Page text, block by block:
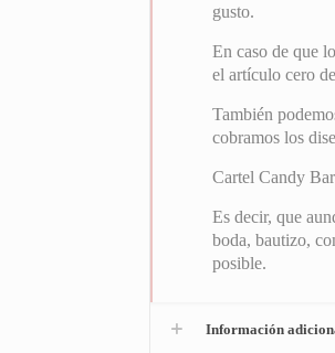
gusto.
En caso de que
el artículo cero
También
cobramos los
Cartel Candy
Es decir, que
boda, bautizo,
posible.
Información